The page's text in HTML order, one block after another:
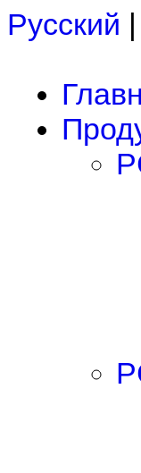
Русский |